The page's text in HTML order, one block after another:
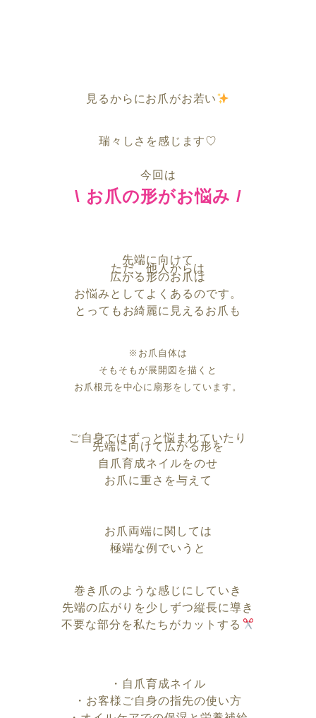
見るからにお爪がお若い
瑞々しさを感じます♡
ただ、他人からは
とってもお綺麗に見えるお爪も
ご自身ではずっと悩まれていたり
今回は
\ お爪の形がお悩み /
先端に向けて
広がる形のお爪は
お悩みとしてよくあるのです。
※お爪自体は
そもそもが展開図を描くと
お爪根元を中心に扇形をしています。
先端に向けて広がる形を
自爪育成ネイルをのせ
お爪に重さを与えて
お爪両端に関しては
極端な例でいうと
巻き爪のような感じにしていき
先端の広がりを少しずつ縦長に導き
不要な部分を私たちがカットする
・自爪育成ネイル
・お客様ご自身の指先の使い方